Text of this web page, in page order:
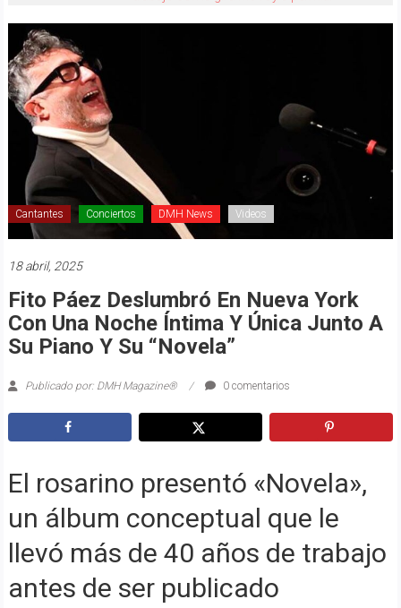
Cantantes Conciertos DMH News Videos
18 abril, 2025
Fito Páez Deslumbró En Nueva York
Con Una Noche Íntima Y Única Junto A
Su Piano Y Su “Novela”
Publicado por: DMH Magazine® 0 comentarios
El rosarino presentó «Novela»,
un álbum conceptual que le
llevó más de 40 años de trabajo
antes de ser publicado